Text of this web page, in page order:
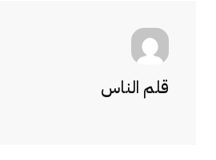
قلم الناس